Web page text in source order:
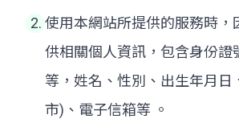
使用本網站所提供的服務時，
供相關個人資訊，包含身份證
等，姓名、性別、出生年月日
市)、電子信箱等 。